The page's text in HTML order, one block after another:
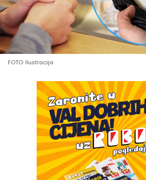
FOTO: Ilustracija